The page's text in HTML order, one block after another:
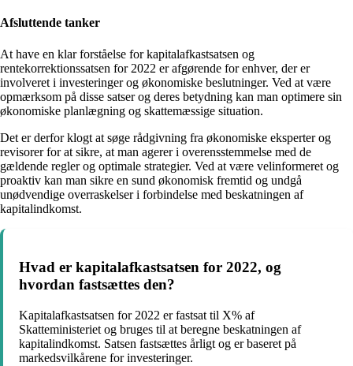
Afsluttende tanker
At have en klar forståelse for kapitalafkastsatsen og
rentekorrektionssatsen for 2022 er afgørende for enhver, der er
involveret i investeringer og økonomiske beslutninger. Ved at være
opmærksom på disse satser og deres betydning kan man optimere sin
økonomiske planlægning og skattemæssige situation.
Det er derfor klogt at søge rådgivning fra økonomiske eksperter og
revisorer for at sikre, at man agerer i overensstemmelse med de
gældende regler og optimale strategier. Ved at være velinformeret og
proaktiv kan man sikre en sund økonomisk fremtid og undgå
unødvendige overraskelser i forbindelse med beskatningen af
kapitalindkomst.
Hvad er kapitalafkastsatsen for 2022, og
hvordan fastsættes den?
Kapitalafkastsatsen for 2022 er fastsat til X% af
Skatteministeriet og bruges til at beregne beskatningen af
kapitalindkomst. Satsen fastsættes årligt og er baseret på
markedsvilkårene for investeringer.